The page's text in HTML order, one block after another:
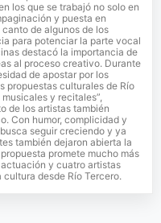
los que se trabajó no solo en
y puesta en
de algunos de los
para potenciar la parte vocal
destacó la importancia de
al proceso creativo. Durante
de apostar por los
propuestas culturales de Río
y recitales”,
de los artistas también
Con humor, complicidad y
seguir creciendo y ya
también dejaron abierta la
promete mucho más
y cuatro artistas
desde Río Tercero.